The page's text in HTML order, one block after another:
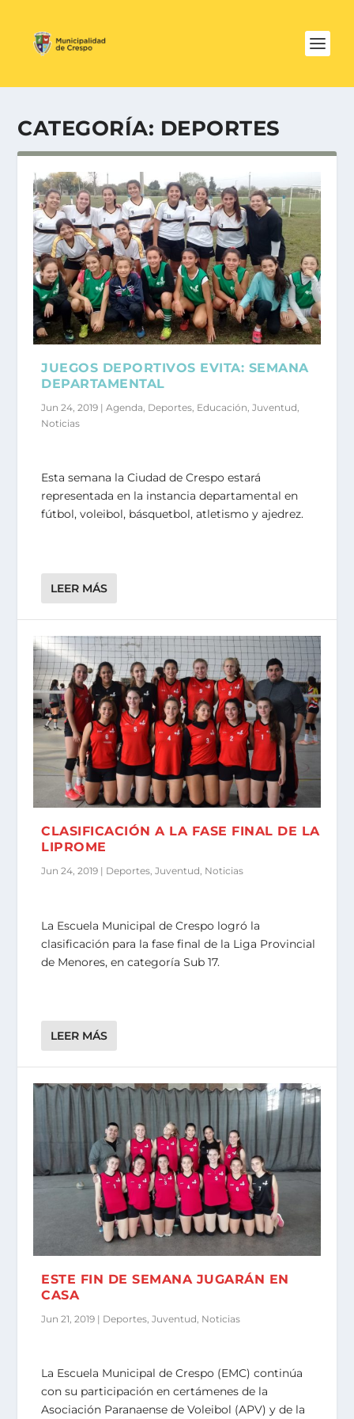
CATEGORÍA: DEPORTES
JUEGOS DEPORTIVOS EVITA: SEMANA
DEPARTAMENTAL
Jun 24, 2019 |Agenda Deportes Educación ,Juventud
Noticias
Esta semana la Ciudad de Crespo estará
representada en la instancia departamental en
fútbol, voleibol, básquetbol, atletismo y ajedrez.
LEER MÁS
CLASIFICACIÓN A LA FASE FINAL DE LA
LIPROME
Jun 24, 2019 | Deportes,Juventud, Noticias
La Escuela Municipal de Crespo logró la
clasificación para la fase final de la Liga Provincial
de Menores, en categoría Sub 17.
LEER MÁS
ESTE FIN DE SEMANA JUGARÁN EN
CASA
Jun 21, 2019 | Deportes ,Juventud Noticias
La Escuela Municipal de Crespo (EMC) continúa
con su participación en certámenes de la
Asociación Paranaense de Voleibol (APV) y de la